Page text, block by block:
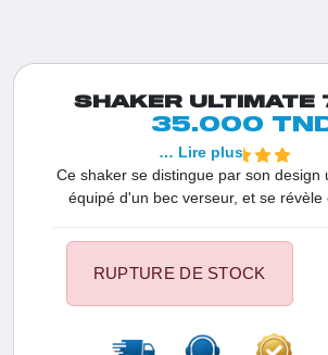
SHAKER
35.000
Ce shaker se distingue par son design
équipé d'un bec verseur, et se révèle
pour permettre une dissolution rapide
poudre.
… Lire plus
RUPTURE DE STOCK